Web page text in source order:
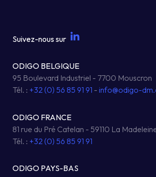
Suivez-nous sur
ODIGO BELGIQUE
95 Boulevard Industriel - 7700 Mouscron
Tél. : +32 (0) 56 85 91 91 - info@odigo-
ODIGO FRANCE
81 rue du Pré Catelan - 59110 La
Tél. : +32 (0) 56 85 91 91
ODIGO PAYS-BAS